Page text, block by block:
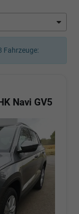
Fahrzeuge:
Navi GV5